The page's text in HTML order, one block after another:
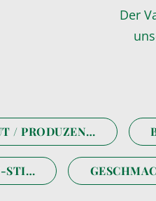
Der
/ PRODUZENT
STIL